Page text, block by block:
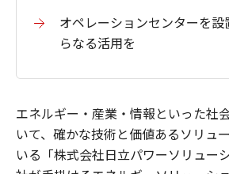
オペレーションセンターを設
らなる活用を
エネルギー・産業・情報といった社
いて、確かな技術と価値あるソリュ
いる「株式会社日立パワーソリュー